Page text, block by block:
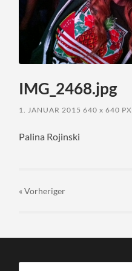
IMG_2468.jpg
1. JANUAR 2015 640x 640 PX
Palina Rojinski
« Vorheriger